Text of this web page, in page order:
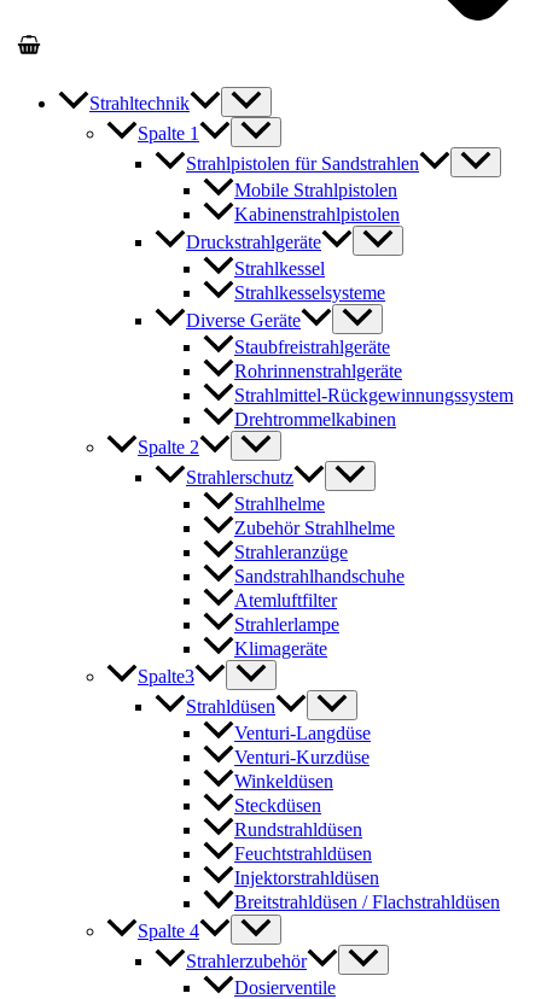
Strahltechnik
Spalte 1
Strahlpistolen für Sandstrahlen
Mobile Strahlpistolen
Kabinenstrahlpistolen
Druckstrahlgeräte
Strahlkessel
Strahlkesselsysteme
Diverse Geräte
Staubfreistrahlgeräte
Rohrinnenstrahlgeräte
Strahlmittel-Rückgewinnungssystem
Drehtrommelkabinen
Spalte 2
Strahlerschutz
Strahlhelme
Zubehör Strahlhelme
Strahleranzüge
Sandstrahlhandschuhe
Atemluftfilter
Strahlerlampe
Klimageräte
Spalte3
Strahldüsen
Venturi-Langdüse
Venturi-Kurzdüse
Winkeldüsen
Steckdüsen
Rundstrahldüsen
Feuchtstrahldüsen
Injektorstrahldüsen
Breitstrahldüsen / Flachstrahldüsen
Spalte 4
Strahlerzubehör
Dosierventile